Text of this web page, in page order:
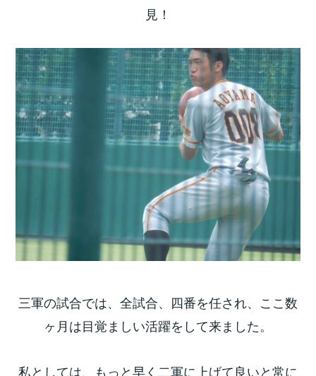
見！
三軍の試合では、全試合、四番を任され、ここ数
ヶ月は目覚ましい活躍をして来ました。
私としては、もっと早く二軍に上げて良いと常に